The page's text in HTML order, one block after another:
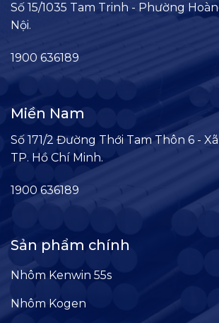
Số 15/1035 Tam Trinh - Phường
Nội.
1900 636189
Miền Nam
Số 171/2 Đường Thới Tam Thôn 6 -
TP. Hồ Chí Minh.
1900 636189
Sản phẩm chính
Nhôm Kenwin 55s
Nhôm Kogen